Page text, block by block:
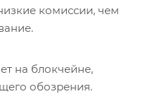
комиссии, чем
на блокчейне,
обозрения.